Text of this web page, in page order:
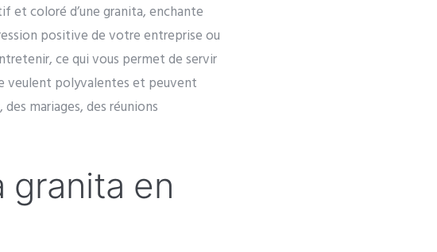
et coloré d’une granita, enchante
positive de votre entreprise ou
ce qui vous permet de servir
veulent polyvalentes et peuvent
mariages, des réunions
granita en